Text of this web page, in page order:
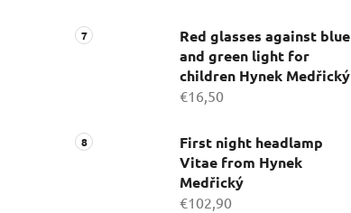
Red glasses against blue
and green light for
children Hynek Medřický
€16,50
First night headlamp
Vitae from Hynek
Medřický
€102,90